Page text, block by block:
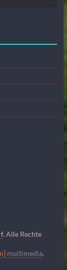
. Alle Rechte
multimedia.